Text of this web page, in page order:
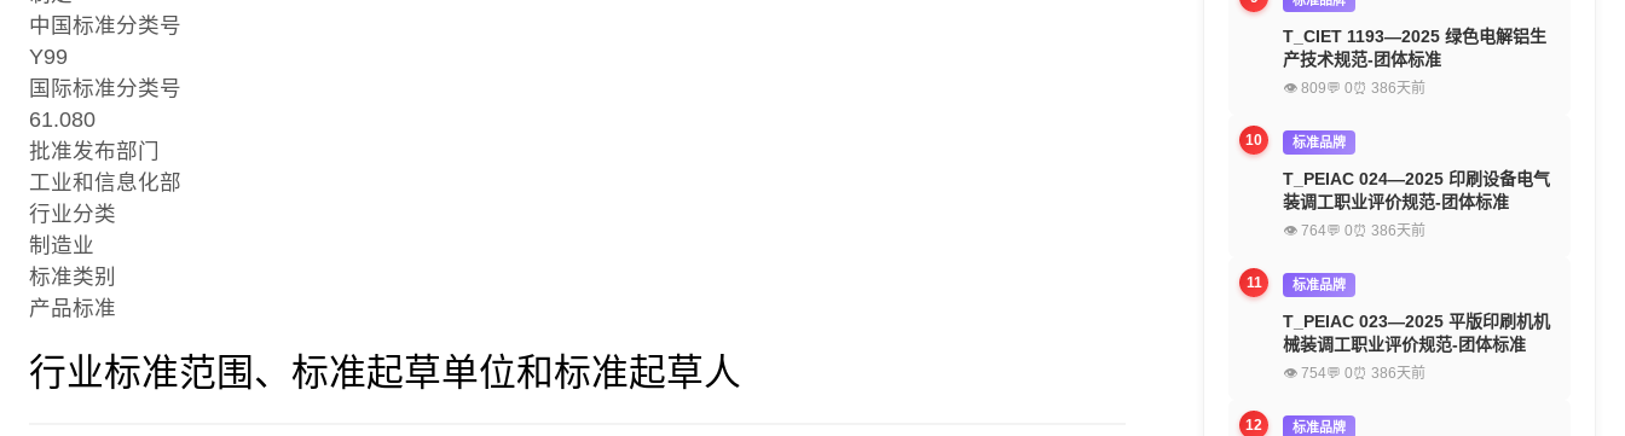
中国标准分类号
Y99
国际标准分类号
61.080
批准发布部门
工业和信息化部
行业分类
制造业
标准类别
产品标准
行业标准范围、标准起草单位和标准起草人
T_CIET 1193—2025 绿色电解铝生
产技术规范-团体标准
👁 809💬 0⏰ 386天前
10 标准品牌
T_PEIAC 024—2025 印刷设备电气
装调工职业评价规范-团体标准
👁 764💬 0⏰ 386天前
11 标准品牌
T_PEIAC 023—2025 平版印刷机机
械装调工职业评价规范-团体标准
👁 754💬 0⏰ 386天前
12 标准品牌